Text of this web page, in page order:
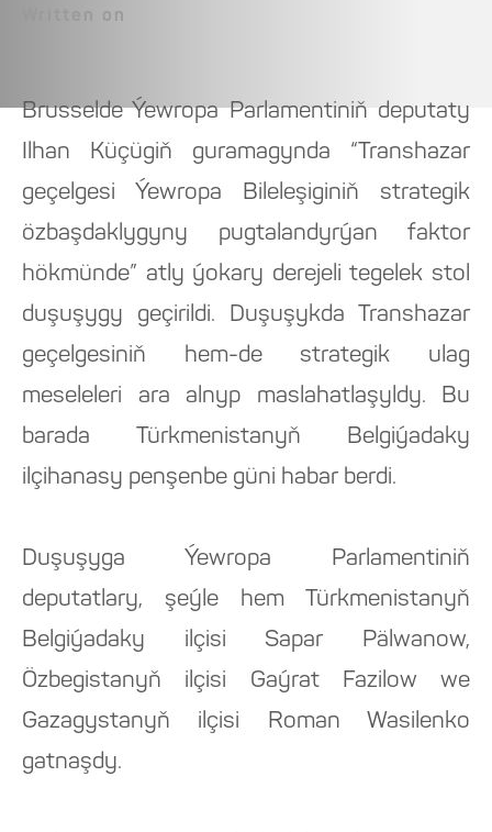
Written on
Brusselde Ýewropa Parlamentiniň deputaty
Ilhan Küçügiň guramagynda “Transhazar
geçelgesi Ýewropa Bileleşiginiň strategik
özbaşdaklygyny pugtalandyrýan faktor
hökmünde” atly ýokary derejeli tegelek stol
duşuşygy geçirildi. Duşuşykda Transhazar
geçelgesiniň hem-de strategik ulag
meseleleri ara alnyp maslahatlaşyldy. Bu
barada Türkmenistanyň Belgiýadaky
ilçihanasy penşenbe güni habar berdi.
Duşuşyga Ýewropa Parlamentiniň
deputatlary, şeýle hem Türkmenistanyň
Belgiýadaky ilçisi Sapar Pälwanow,
Özbegistanyň ilçisi Gaýrat Fazilow we
Gazagystanyň ilçisi Roman Wasilenko
gatnaşdy.